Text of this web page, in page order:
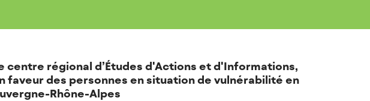
centre régional d’Études d'Actions et d'Informations,
faveur des personnes en situation de vulnérabilité en
Rhône-Alpes